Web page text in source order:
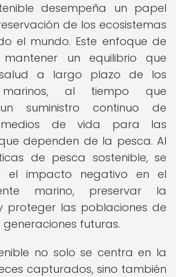
desempeña un papel
de los ecosistemas
el mundo. Este enfoque de
un equilibrio que
a largo plazo de los
marinos, al tiempo que
suministro continuo de
de vida para las
dependen de la pesca. Al
de pesca sostenible, se
el impacto negativo en el
marino, preservar la
proteger las poblaciones de
futuras.
no solo se centra en la
capturados, sino también